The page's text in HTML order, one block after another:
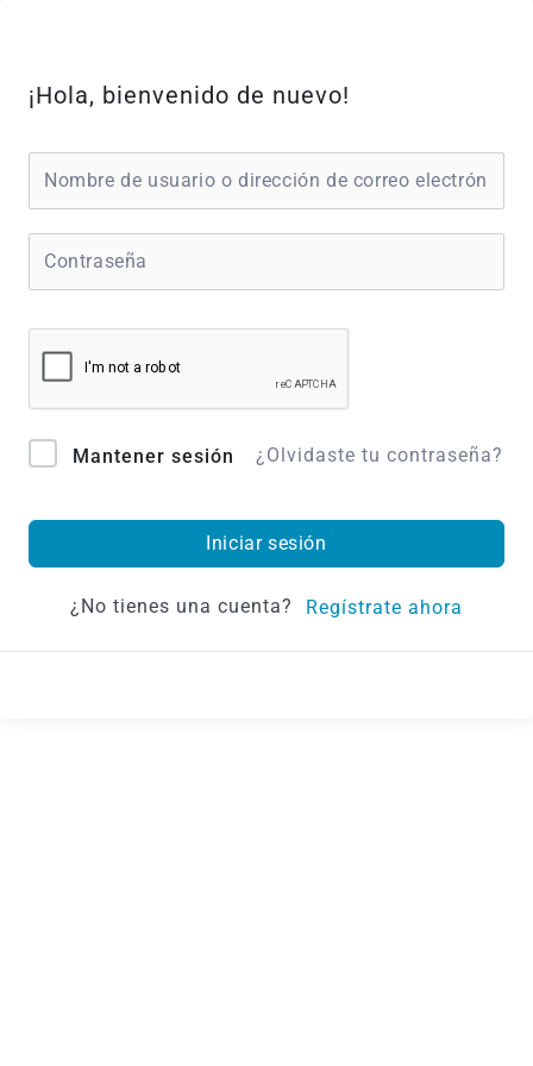
contenido
¡Hola, bienvenido de nuevo!
Mantener sesión ¿Olvidaste tu contraseña?
Iniciar sesión
¿No tienes una cuenta? Regístrate ahora